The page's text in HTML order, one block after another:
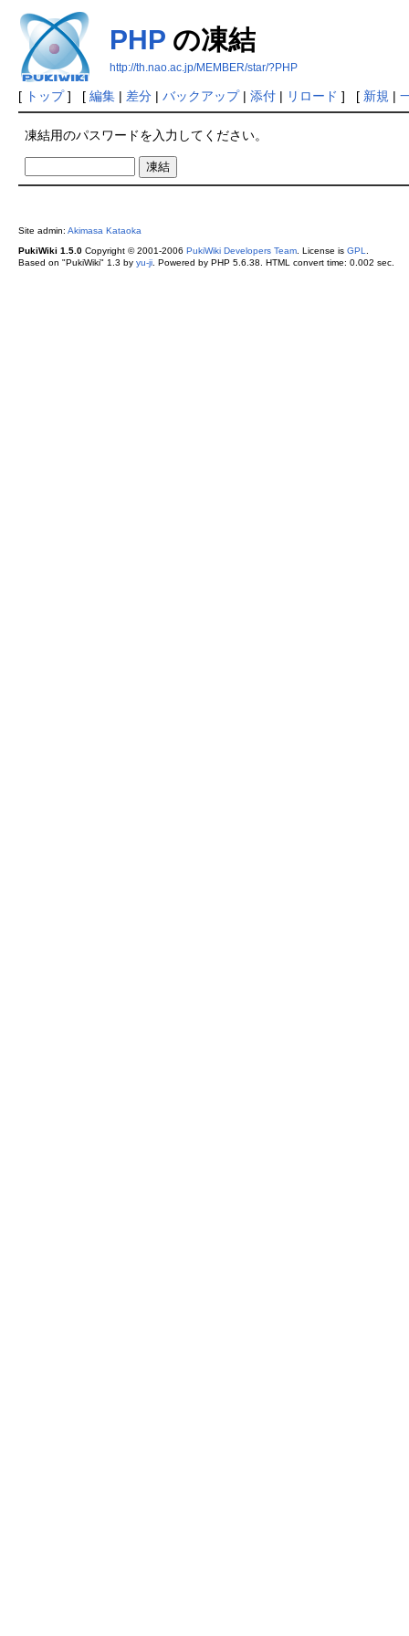
PHPの凍結
http://th.nao.ac.jp/MEMBER/star/?PHP
[ トップ] [ 編集| 差分| バックアップ| 添付| リロード ] [ 新規 |
凍結用のパスワードを入力してください。
Site admin: Akimasa Kataoka
PukiWiki 1.5.0Copyright © 2001-2006 PukiWiki Developers Team. License is GPL.
Based on "PukiWiki" 1.3 by yu-ji. Powered by PHP 5.6.38. HTML convert time: 0.002 sec.